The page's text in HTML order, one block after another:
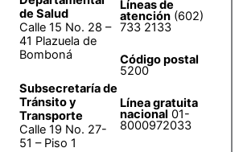
de Salud
Calle 15 No. 28 –
41 Plazuela de
Bomboná
Subsecretaría de
Tránsito y
Transporte
Calle 19 No. 27-
51 – Piso 1
Líneas de
atención (602)
733 2133
Código postal
5200
Línea gratuita
nacional 01-
8000972033